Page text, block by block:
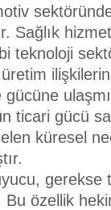
Sağlık
teknoloji
ticari gücü
küresel
gerekse
özellik